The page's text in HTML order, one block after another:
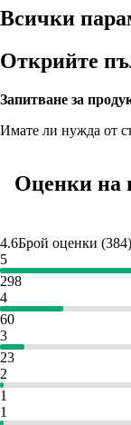
Всички
Открийте
Запитване за
Имате ли нужда от
Оценки на
4.6Брой оценки (384)
5
298
4
60
3
23
2
1
1